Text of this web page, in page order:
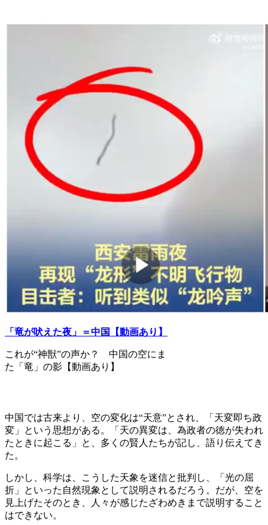
「竜が吠えた夜」＝中国【動画あり】
これが“神獣”の声か？ 中国の空にま
た「竜」の影【動画あり】
中国では古来より、空の変化は“天意”とされ、「天変即ち政
変」という思想がある。「天の異変は、為政者の徳が失われ
たときに起こる」と、多くの賢人たちが記し、語り伝えてき
た。
しかし、科学は、こうした天象を迷信と批判し、「光の屈
折」といった自然現象として説明されるだろう。だが、空を
見上げたそのとき、人々が感じたざわめきまで説明すること
はできない。